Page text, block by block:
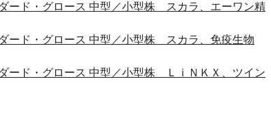
ード・グロース 中型／小型株 スカラ、エーワン精
ード・グロース 中型／小型株 スカラ、免疫生物
ード・グロース 中型／小型株 ＬｉＮＫＸ、ツイン